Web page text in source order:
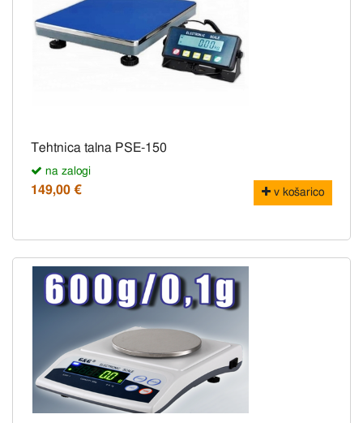
Tehtnica talna PSE-150
na zalogi
149,00 € v košarico